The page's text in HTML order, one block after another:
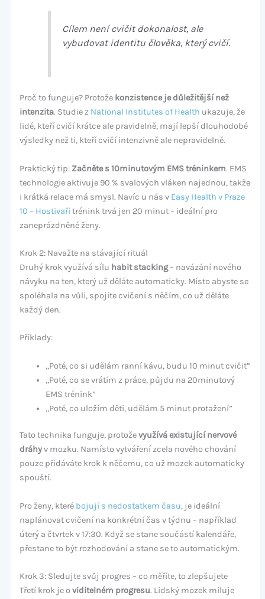
Cílem není cvičit dokonalost, ale
vybudovat identitu člověka, který cvičí.
Proč to funguje? Protože konzistence je důležitější než
intenzita. Studie z National Institutes of Health ukazuje, že
lidé, kteří cvičí krátce ale pravidelně, mají lepší dlouhodobé
výsledky než ti, kteří cvičí intenzivně ale nepravidelně.
Praktický tip: Začněte s 10minutovým EMS tréninkem. EMS
technologie aktivuje 90 % svalových vláken najednou, takže
i krátká relace má smysl. Navíc u nás v Easy Health v Praze
10 – Hostivaři trénink trvá jen 20 minut – ideální pro
zaneprázdněné ženy.
Krok 2: Navažte na stávající rituál
Druhý krok využívá sílu habit stacking– navázání nového
návyku na ten, který už děláte automaticky. Místo abyste se
spoléhala na vůli, spojíte cvičení s něčím, co už děláte
každý den.
Příklady:
„Poté, co si udělám ranní kávu, budu 10 minut cvičit”
„Poté, co se vrátím z práce, půjdu na 20minutový
EMS trénink”
„Poté, co uložím děti, udělám 5 minut protažení”
Tato technika funguje, protoževyužívá existující nervové
dráhyv mozku. Namísto vytváření zcela nového chování
pouze přidáváte krok k něčemu, co už mozek automaticky
spouští.
Pro ženy, které bojují s nedostatkem času, je ideální
naplánovat cvičení na konkrétní čas v týdnu – například
úterý a čtvrtek v 17:30. Když se stane součástí kalendáře,
přestane to být rozhodování a stane se to automatickým.
Krok 3: Sledujte svůj progres – co měříte, to zlepšujete
Třetí krok je oviditelném progresu. Lidský mozek miluje